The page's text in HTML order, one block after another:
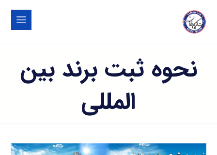
نحوه ثبت برند بین
المللی